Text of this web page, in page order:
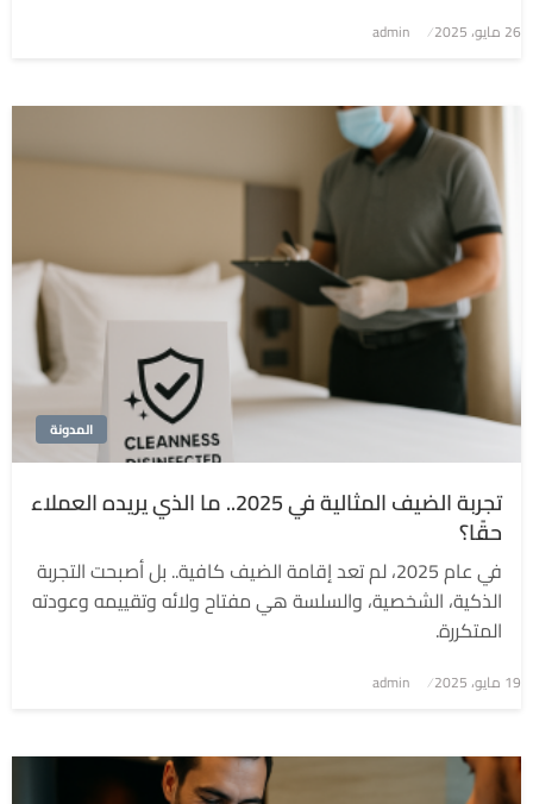
نُشر
26 مايو، 2025 admin
المدونة
تجربة الضيف المثالية في 2025.. ما الذي يريده العملاء
حقًا؟
في عام 2025، لم تعد إقامة الضيف كافية.. بل أصبحت التجربة
الذكية، الشخصية، والسلسة هي مفتاح ولائه وتقييمه وعودته
المتكررة.
نُشر
19 مايو، 2025 admin